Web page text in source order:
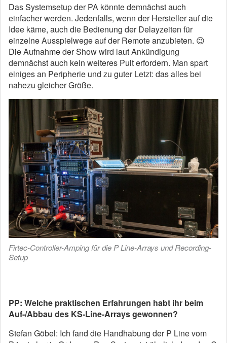
Das Systemsetup der PA könnte demnächst auch
einfacher werden. Jedenfalls, wenn der Hersteller auf die
Idee käme, auch die Bedienung der Delayzeiten für
einzelne Ausspielwege auf der Remote anzubieten. 😉
Die Aufnahme der Show wird laut Ankündigung
demnächst auch kein weiteres Pult erfordern. Man spart
einiges an Peripherie und zu guter Letzt: das alles bei
nahezu gleicher Größe.
Firtec-Controller-Amping für die P Line-Arrays und Recording-
Setup
PP: Welche praktischen Erfahrungen habt ihr beim
Auf-/Abbau des KS-Line-Arrays gewonnen?
Stefan Göbel: Ich fand die Handhabung der P Line vom